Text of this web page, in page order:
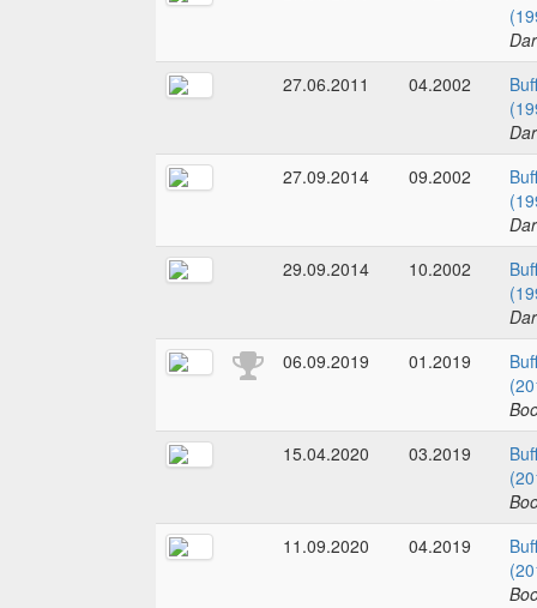
27.06.2011
04.2002
27.09.2014
09.2002
29.09.2014
10.2002
06.09.2019
01.2019
15.04.2020
03.2019
11.09.2020
04.2019